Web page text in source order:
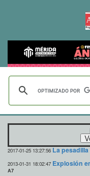
2017-01-25 13:27:56 La pesadilla
2013-01-31 18:02:47 Explosión
A7